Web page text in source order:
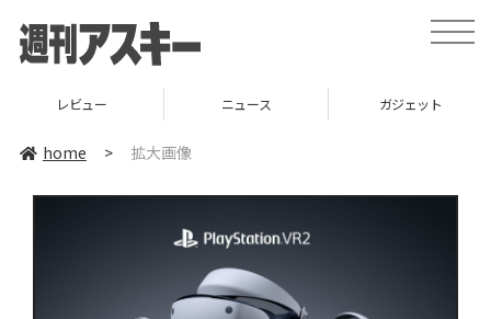
toggle
レビュー ニュース ガジェット
home > 拡大画像